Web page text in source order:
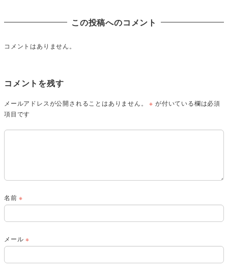
この投稿へのコメント
コメントはありません。
コメントを残す
メールアドレスが公開されることはありません。 ※ が付いている欄は必須
項目です
名前※
メール※